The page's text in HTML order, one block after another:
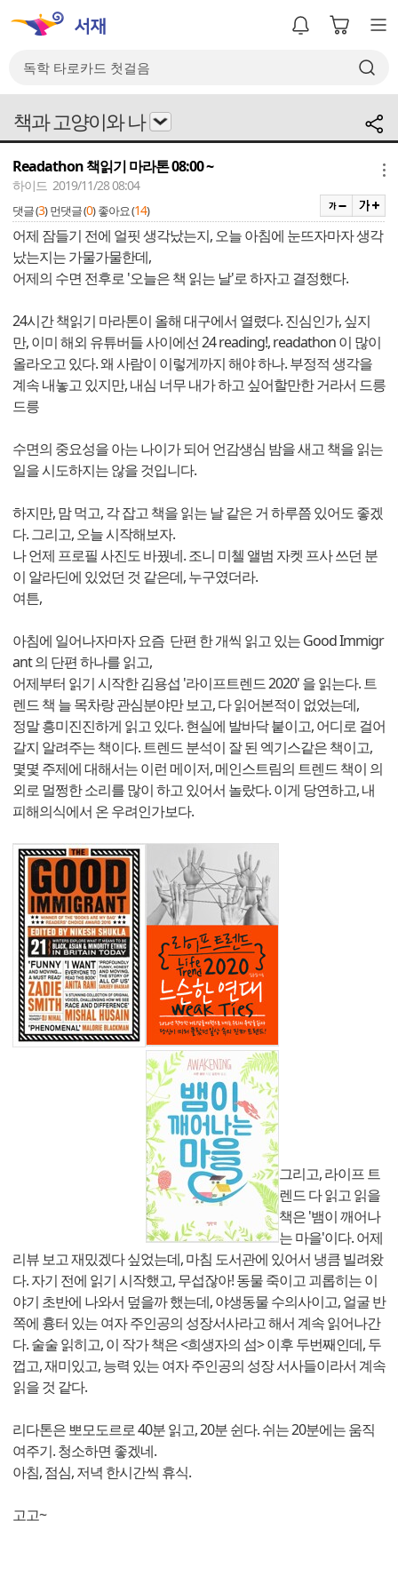
책과 고양이와 나
Readathon 책읽기 마라톤 08:00 ~
하이드 2019/11/28 08:04
댓글 (3) 먼댓글 (0) 좋아요 (14)
어제 잠들기 전에 얼핏 생각났는지, 오늘 아침에 눈뜨자마자 생각
났는지는 가물가물한데,
어제의 수면 전후로 '오늘은 책 읽는 날'로 하자고 결정했다.
24시간 책읽기 마라톤이 올해 대구에서 열렸다. 진심인가, 싶지
만, 이미 해외 유튜버들 사이에선 24 reading!, readathon 이 많이
올라오고 있다. 왜 사람이 이렇게까지 해야 하나. 부정적 생각을
계속 내놓고 있지만, 내심 너무 내가 하고 싶어할만한 거라서 드릉
드릉
수면의 중요성을 아는 나이가 되어 언감생심 밤을 새고 책을 읽는
일을 시도하지는 않을 것입니다.
하지만, 맘 먹고, 각 잡고 책을 읽는 날 같은 거 하루쯤 있어도 좋겠
다. 그리고, 오늘 시작해보자.
나 언제 프로필 사진도 바꿨네. 조니 미첼 앨범 자켓 프사 쓰던 분
이 알라딘에 있었던 것 같은데, 누구였더라.
여튼,
아침에 일어나자마자 요즘 단편 한 개씩 읽고 있는 Good Immigr
ant 의 단편 하나를 읽고,
어제부터 읽기 시작한 김용섭 '라이프트렌드 2020' 을 읽는다. 트
렌드 책 늘 목차랑 관심분야만 보고, 다 읽어본적이 없었는데,
정말 흥미진진하게 읽고 있다. 현실에 발바닥 붙이고, 어디로 걸어
갈지 알려주는 책이다. 트렌드 분석이 잘 된 엑기스같은 책이고,
몇몇 주제에 대해서는 이런 메이저, 메인스트림의 트렌드 책이 의
외로 멀쩡한 소리를 많이 하고 있어서 놀랐다. 이게 당연하고, 내
피해의식에서 온 우려인가보다.
그리고, 라이프 트
렌드 다 읽고 읽을
책은 '뱀이 깨어나
는 마을'이다. 어제
리뷰 보고 재밌겠다 싶었는데, 마침 도서관에 있어서 냉큼 빌려왔
다. 자기 전에 읽기 시작했고, 무섭잖아! 동물 죽이고 괴롭히는 이
야기 초반에 나와서 덮을까 했는데, 야생동물 수의사이고, 얼굴 반
쪽에 흉터 있는 여자 주인공의 성장서사라고 해서 계속 읽어나간
다. 술술 읽히고, 이 작가 책은 <희생자의 섬> 이후 두번째인데, 두
껍고, 재미있고, 능력 있는 여자 주인공의 성장 서사들이라서 계속
읽을 것 같다.
리다톤은 뽀모도르로 40분 읽고, 20분 쉰다. 쉬는 20분에는 움직
여주기. 청소하면 좋겠네.
아침, 점심, 저녁 한시간씩 휴식.
고고~